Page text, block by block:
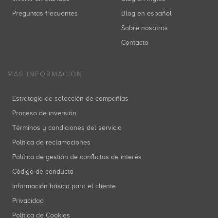
Seaya Ventures
Preguntas frecuentes
Blog en español
Sobre nosotros
Contacto
MÁS INFORMACIÓN
Estrategia de selección de compañías
Proceso de inversión
Términos y condiciones del servicio
Política de reclamaciones
Política de gestión de conflictos de interés
Código de conducta
Información básica para el cliente
Privacidad
Política de Cookies